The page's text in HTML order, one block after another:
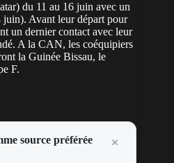
du 11 au 16 juin avec un
Avant leur départ pour
un dernier contact avec leur
A la CAN, les coéquipiers
la Guinée Bissau, le
F.
source préférée